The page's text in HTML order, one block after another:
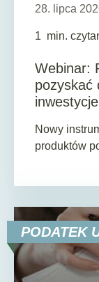
28. lipca
1 min.
Webinar:
pozyskać
Nowy
produktów
PODATEK